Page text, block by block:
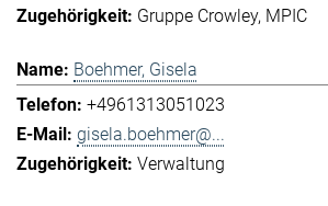
Gruppe Crowley MPIC
Boehmer, Gisela
+4961313051023
gisela.boehmer@...
Verwaltung